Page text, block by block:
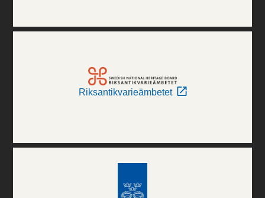
Riksantikvarieämbetet